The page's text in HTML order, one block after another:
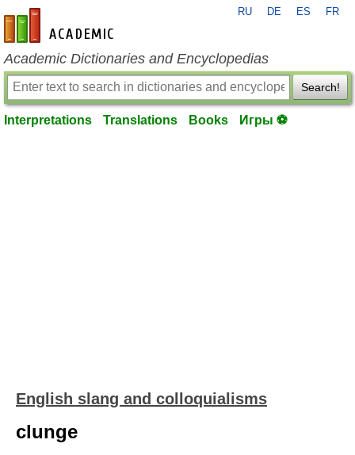
en-academic.com
RU DE ES FR
Academic Dictionaries and Encyclopedias
Search!
Interpretations Translations Books Игры ⚽
English slang and colloquialisms
clunge